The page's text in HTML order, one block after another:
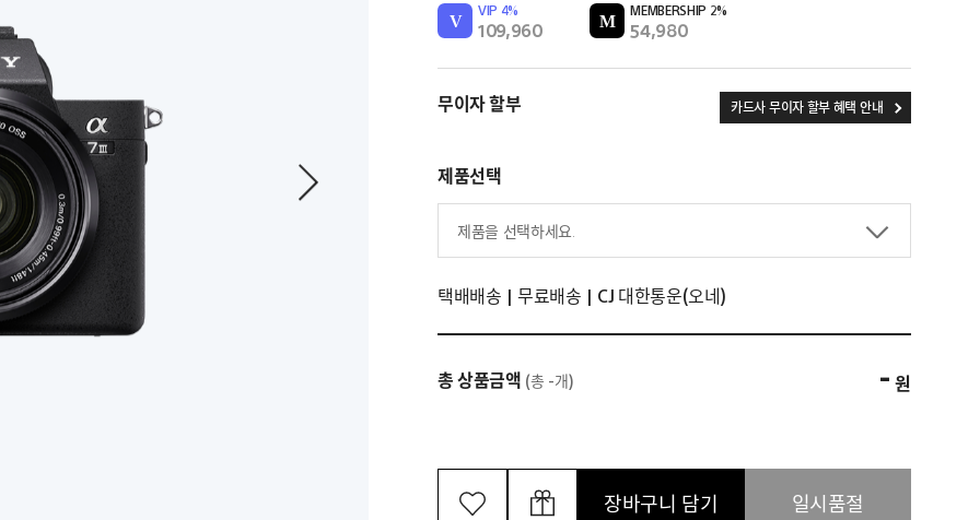
VIP 4%
109,960
MEMBERSHIP 2%
54,980
무이자 할부 카드사 무이자 할부 혜택 안내
제품선택
제품을 선택하세요.
택배배송 | 무료배송 | CJ 대한통운(오네)
총 상품금액 (총 -개) - 원
장바구니 담기 일시품절